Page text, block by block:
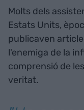
Molts dels
Estats Units,
publicaven
l'enemiga de la
comprensió de
veritat.